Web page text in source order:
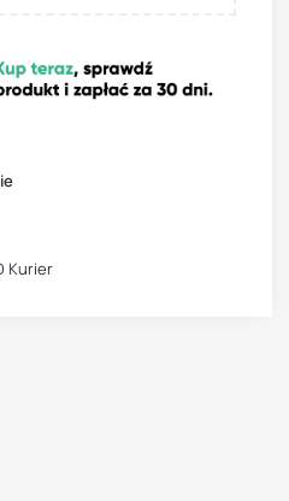
Kurier